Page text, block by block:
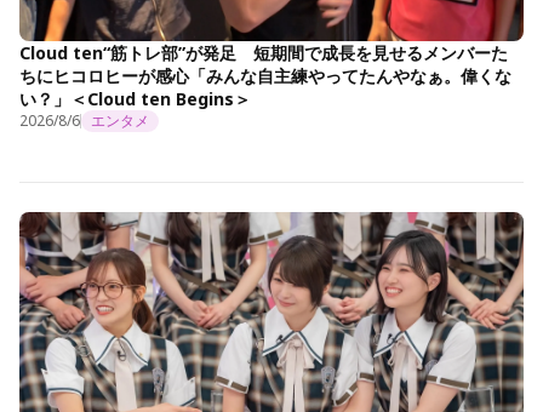
Cloud ten“筋トレ部”が発足 短期間で成長を見せるメンバーた
ちにヒコロヒーが感心「みんな自主練やってたんやなぁ。偉くな
い？」＜Cloud ten Begins＞
2026/8/6 エンタメ